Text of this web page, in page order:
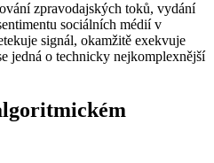
zpravodajských toků, vydání
sociálních médií v
signál, okamžitě exekvuje
jedná o technicky nejkomplexnější